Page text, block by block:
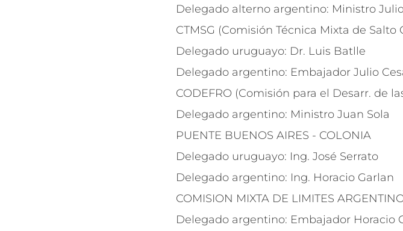
Delegado alterno argentino: Ministro
CTMSG (Comisión Técnica Mixta de Salto
Delegado uruguayo: Dr. Luis Batlle
Delegado argentino: Embajador Julio
CODEFRO (Comisión para el Desarr. de
Delegado argentino: Ministro Juan Sola
PUENTE BUENOS AIRES - COLONIA
Delegado uruguayo: Ing. José Serrato
Delegado argentino: Ing. Horacio Garlan
COMISION MIXTA DE LIMITES
Delegado argentino: Embajador Horacio